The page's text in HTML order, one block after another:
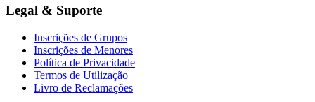
Legal & Suporte
Inscrições de Grupos
Inscrições de Menores
Política de Privacidade
Termos de Utilização
Livro de Reclamações